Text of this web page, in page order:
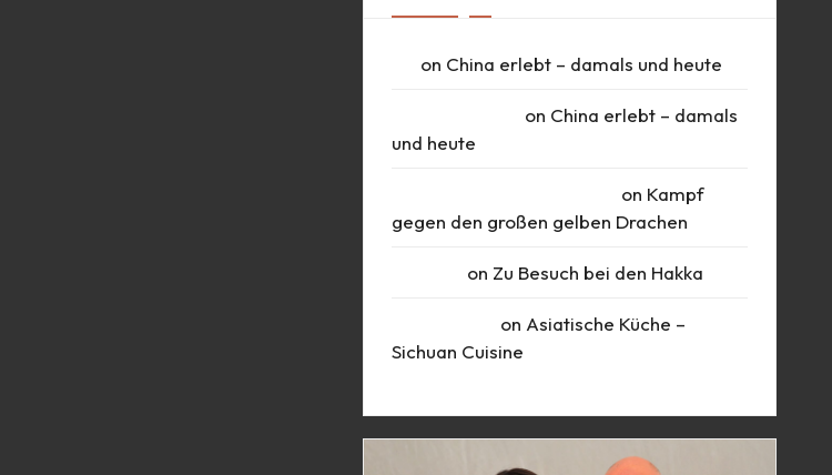
on China erlebt – damals und heute
on China erlebt – damals
und heute
on Kampf
gegen den großen gelben Drachen
on Zu Besuch bei den Hakka
on Asiatische Küche –
Sichuan Cuisine